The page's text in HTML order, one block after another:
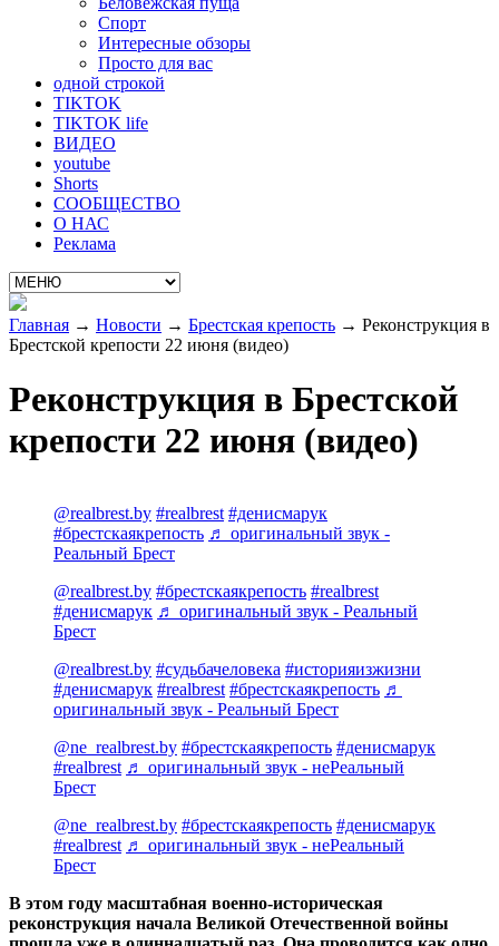
Спорт
Интересные обзоры
Просто для вас
одной строкой
TIKTOK
TIKTOK life
ВИДЕО
youtube
Shorts
СООБЩЕСТВО
О НАС
Реклама
Главная → Новости → Брестская крепость → Реконструкция в
Брестской крепости 22 июня (видео)
Реконструкция в Брестской
крепости 22 июня (видео)
@realbrest.by #realbrest #денисмарук
#брестскаякрепость ♬ оригинальный звук -
Реальный Брест
@realbrest.by #брестскаякрепость #realbrest
#денисмарук ♬ оригинальный звук - Реальный
Брест
@realbrest.by #судьбачеловека #историяизжизни
#денисмарук #realbrest #брестскаякрепость ♬
оригинальный звук - Реальный Брест
@ne_realbrest.by #брестскаякрепость #денисмарук
#realbrest ♬ оригинальный звук - неРеальный
Брест
@ne_realbrest.by #брестскаякрепость #денисмарук
#realbrest ♬ оригинальный звук - неРеальный
Брест
В этом году масштабная военно-историческая
реконструкция начала Великой Отечественной войны